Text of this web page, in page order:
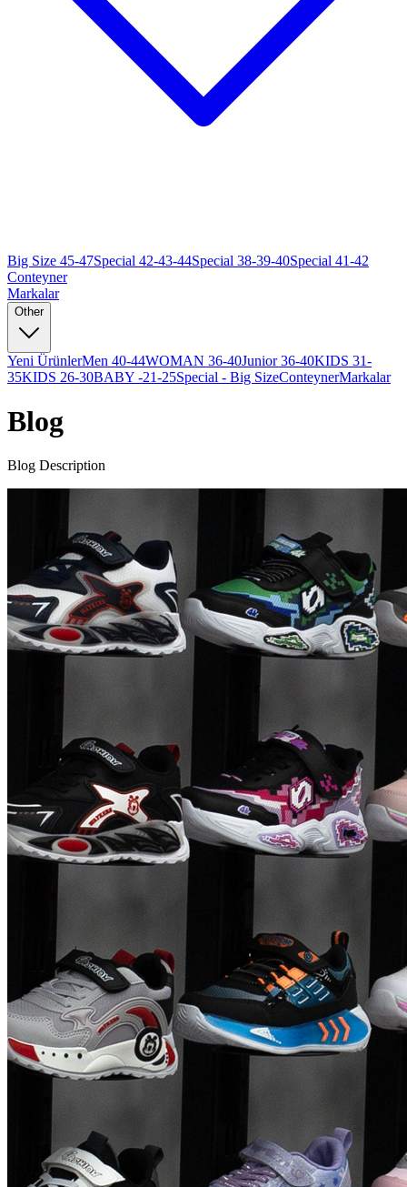
Big Size 45-47Special 42-43-44Special 38-39-40Special 41-42
Conteyner
Markalar
Other
Yeni ÜrünlerMen 40-44WOMAN 36-40Junior 36-40KIDS 31-
35KIDS 26-30BABY -21-25Special - Big SizeConteynerMarkalar
Blog
Blog Description